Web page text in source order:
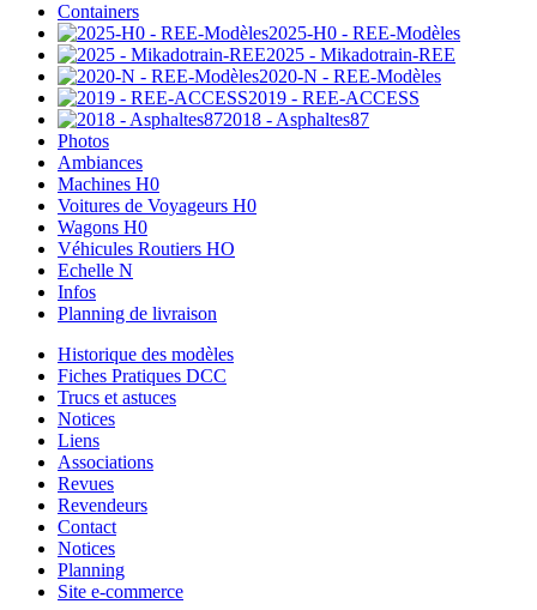
Containers
2025-H0 - REE-Modèles
2025 - Mikadotrain-REE
2020-N - REE-Modèles
2019 - REE-ACCESS
2018 - Asphaltes87
Photos
Ambiances
Machines H0
Voitures de Voyageurs H0
Wagons H0
Véhicules Routiers HO
Echelle N
Infos
Planning de livraison
Historique des modèles
Fiches Pratiques DCC
Trucs et astuces
Notices
Liens
Associations
Revues
Revendeurs
Contact
Notices
Planning
Site e-commerce